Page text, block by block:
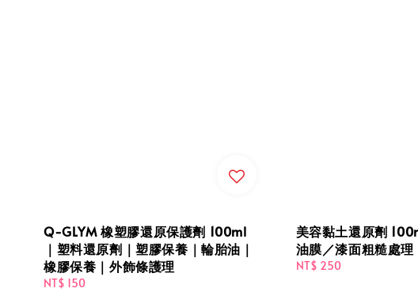
Q-GLYM 橡塑膠還原保護劑 100ml
｜塑料還原劑｜塑膠保養｜輪胎油｜
橡膠保養｜外飾條護理
Regular
NT$ 150
美容黏土還原劑
油膜／漆面粗糙處
Regular
NT$ 250